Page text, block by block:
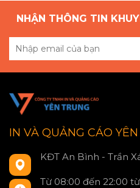
NHẬN THÔNG TIN
IN VÀ QUẢNG CÁO
KĐT An Bình - Trần
Từ 08:00 đến 22:00